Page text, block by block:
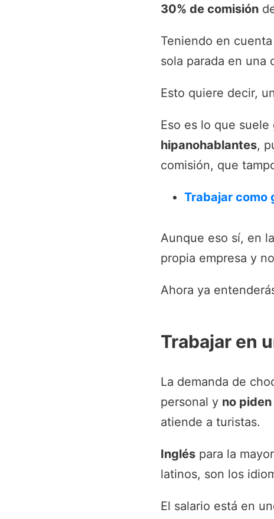
30% de comisión
Teniendo en
sola parada en una
Esto quiere decir,
Eso es lo que suele
hipanohablantes,
comisión, que
Trabajar como
Aunque eso sí, en
propia empresa y
Ahora ya
Trabajar en
La demanda de
personal y no
atiende a turistas.
Inglés para la
latinos, son los
El salario está en